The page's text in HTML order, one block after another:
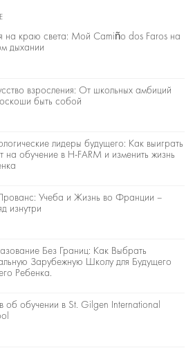
на краю света: Мой Camiño dos Faros на
дыхании
взросления: От школьных амбиций
быть собой
лидеры будущего: Как выиграть
на обучение в H-FARM и изменить жизнь
Учеба и Жизнь во Франции –
изнутри
Без Границ: Как Выбрать
Зарубежную Школу для Будущего
Ребенка.
об обучении в St. Gilgen International